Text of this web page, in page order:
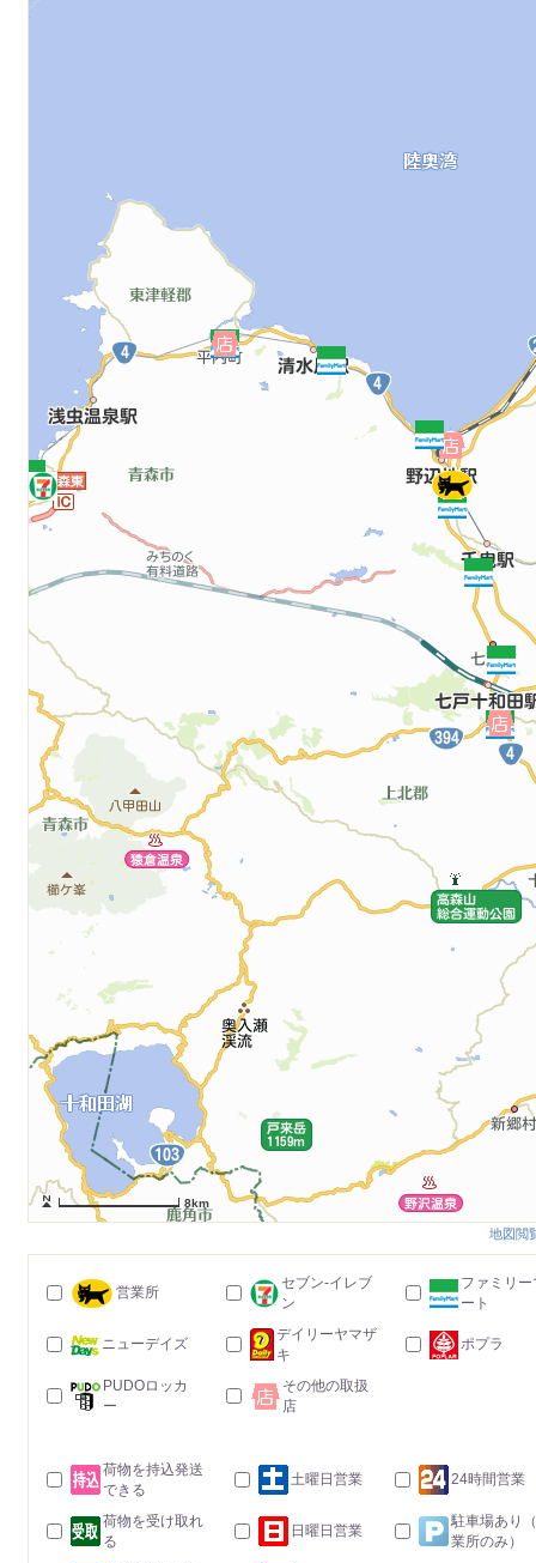
8km
地図閲
営業所
セブン-イレブ
ン
ファミリー
ート
ニューデイズ
デイリーヤマザ
キ
ポプラ
PUDOロッカ
ー
その他の取扱
店
荷物を持込発送
できる
土曜日営業 24時間営業
荷物を受け取れ
る
日曜日営業
駐車場あり
業所のみ）